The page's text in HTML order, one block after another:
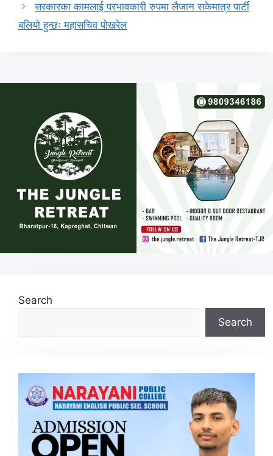
सरकारका कामलाई प्रभावकारी रुपमा लैजान सकेमात्र पार्टी
बलियो हुन्छः महासचिव पोखरेल
Search
Search